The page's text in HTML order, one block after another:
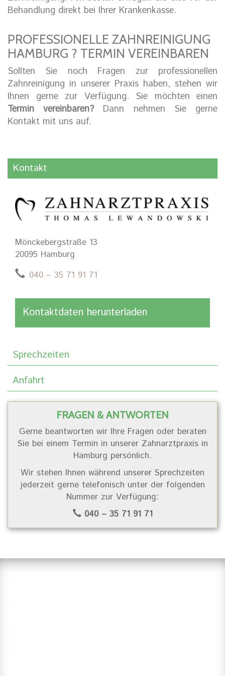
Behandlung direkt bei Ihrer Krankenkasse.
PROFESSIONELLE ZAHNREINIGUNG
HAMBURG ? TERMIN VEREINBAREN
Sollten Sie noch Fragen zur professionellen
Zahnreinigung in unserer Praxis haben, stehen wir
Ihnen gerne zur Verfügung. Sie möchten einen
Termin vereinbaren?Dann nehmen Sie gerne
Kontakt mit uns auf.
Kontakt
Mönckebergstraße 13
20095 Hamburg
040 – 35 71 91 71
Kontaktdaten herunterladen
Sprechzeiten
Anfahrt
FRAGEN & ANTWORTEN
Gerne beantworten wir Ihre Fragen oder beraten
Sie bei einem Termin in unserer Zahnarztpraxis in
Hamburg persönlich.
Wir stehen Ihnen während unserer Sprechzeiten
jederzeit gerne telefonisch unter der folgenden
Nummer zur Verfügung:
040 – 35 71 91 71